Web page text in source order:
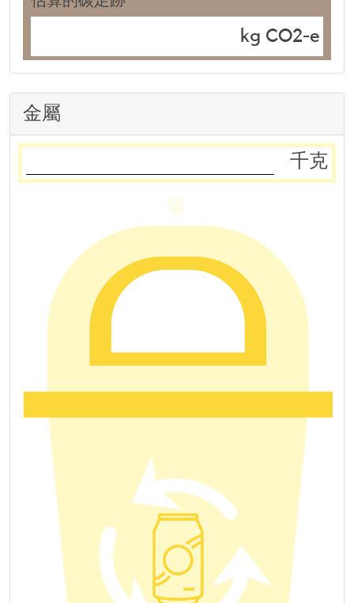
kg CO2-e
金屬
千克